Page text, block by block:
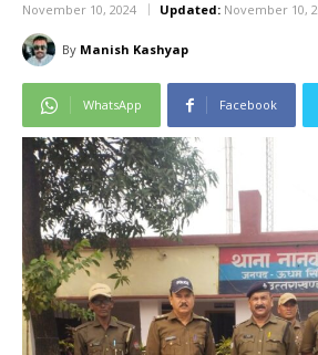
November 10, 2024 Updated: November 10,
By Manish Kashyap
WhatsApp Facebook